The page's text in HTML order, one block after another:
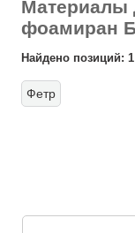
Материалы
фоамиран
Найдено позиций: 1
Фетр